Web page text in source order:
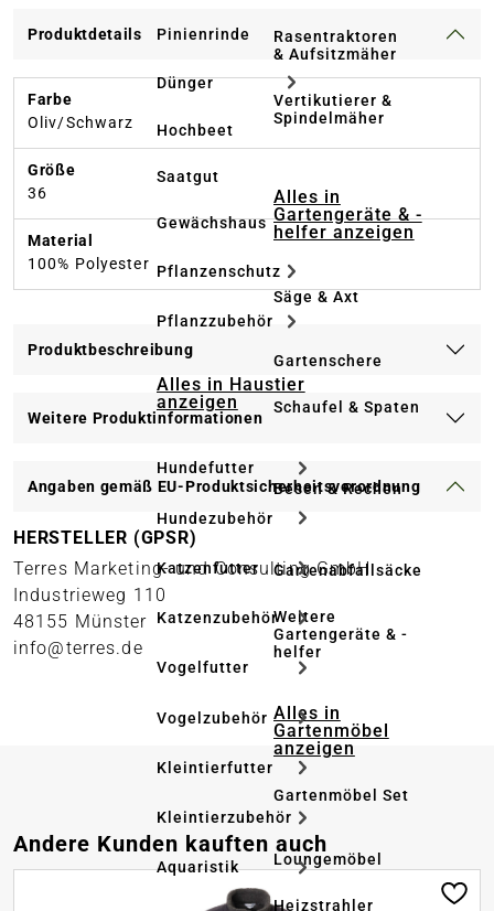
Pinienrinde
Dünger
Hochbeet
Saatgut
Gewächshaus
Pflanzenschutz
Pflanzzubehör
Alles in Haustier
anzeigen
Hundefutter
Hundezubehör
Katzenfutter
Katzenzubehör
Vogelfutter
Vogelzubehör
Kleintierfutter
Kleintierzubehör
Aquaristik
Rasentraktoren
& Aufsitzmäher
Vertikutierer &
Spindelmäher
Alles in
Gartengeräte & -
helfer anzeigen
Säge & Axt
Gartenschere
Schaufel & Spaten
Besen & Rechen
Gartenabfallsäcke
Weitere
Gartengeräte & -
helfer
Alles in
Gartenmöbel
anzeigen
Gartenmöbel Set
Loungemöbel
Heizstrahler
Produktdetails
Farbe
Oliv/Schwarz
Größe
36
Material
100% Polyester
Produktbeschreibung
Weitere Produktinformationen
Angaben gemäß EU-Produktsicherheitsverordnung
HERSTELLER (GPSR)
Terres Marketing- und Consulting GmbH
Industrieweg 110
48155 Münster
info@terres.de
Produktgalerie überspringen
Andere Kunden kauften auch